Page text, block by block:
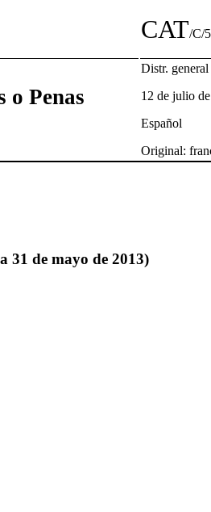
CAT/C/
Penas
Distr. general
12 de julio
Español
Original:
31 de mayo de 2013)